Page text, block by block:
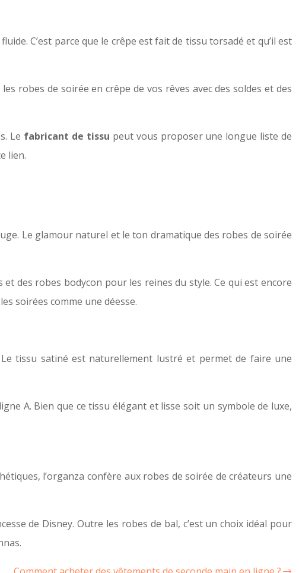
C’est parce que le crêpe est fait de tissu torsadé et qu’il est
robes de soirée en crêpe de vos rêves avec des soldes et des
Le fabricant de tissu peut vous proposer une longue liste de
lien.
Le glamour naturel et le ton dramatique des robes de soirée
des robes bodycon pour les reines du style. Ce qui est encore
soirées comme une déesse.
tissu satiné est naturellement lustré et permet de faire une
A. Bien que ce tissu élégant et lisse soit un symbole de luxe,
l’organza confère aux robes de soirée de créateurs une
de Disney. Outre les robes de bal, c’est un choix idéal pour